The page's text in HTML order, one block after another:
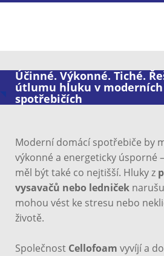
Účinné. Výkonné. Tiché.
útlumu hluku v moderních
spotřebičích
Moderní domácí spotřebiče by
výkonné a energeticky úsporné
měl být také co nejtišší. Hluky z
vysavačů nebo ledniček
mohou vést ke stresu nebo
životě.
Společnost Cellofoam vyvíjí a